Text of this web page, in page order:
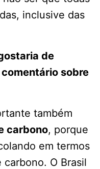
inclusive das
de
sobre
também
carbono, porque
em termos
O Brasil